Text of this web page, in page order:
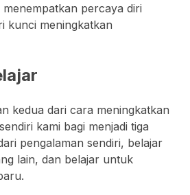
percaya diri
kunci meningkatkan
kedua dari cara meningkatkan
kami bagi menjadi tiga
pengalaman sendiri, belajar
lain, dan belajar untuk